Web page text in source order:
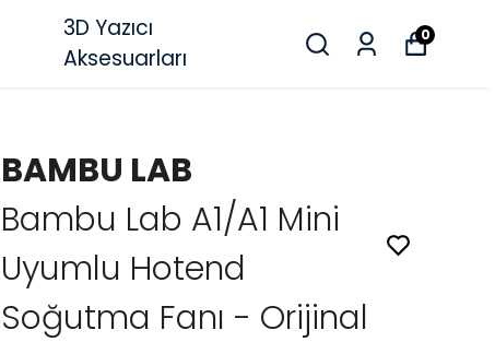
3D Yazıcı
Aksesuarları
0
BAMBU LAB
Bambu Lab A1/A1 Mini
Uyumlu Hotend
Soğutma Fanı - Orijinal